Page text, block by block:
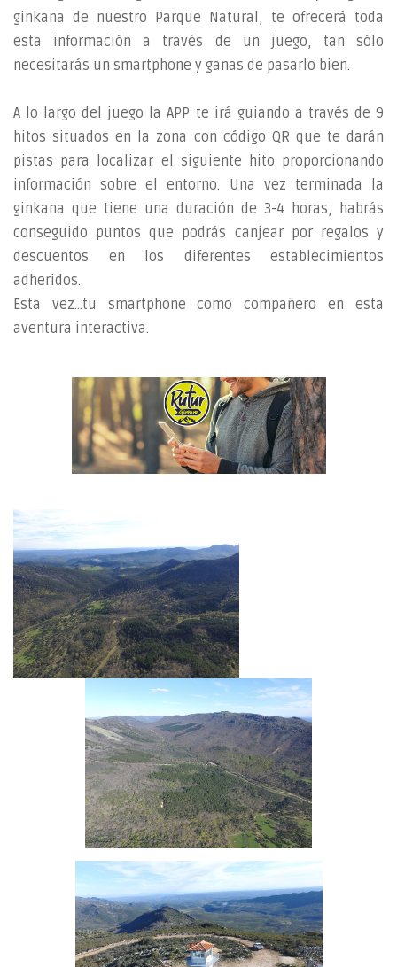
ginkana de nuestro Parque Natural, te ofrecerá toda
esta información a través de un juego, tan sólo
necesitarás un smartphone y ganas de pasarlo bien.
A lo largo del juego la APP te irá guiando a través de 9
hitos situados en la zona con código QR que te darán
pistas para localizar el siguiente hito proporcionando
información sobre el entorno. Una vez terminada la
ginkana que tiene una duración de 3-4 horas, habrás
conseguido puntos que podrás canjear por regalos y
descuentos en los diferentes establecimientos
adheridos.
Esta vez...tu smartphone como compañero en esta
aventura interactiva.